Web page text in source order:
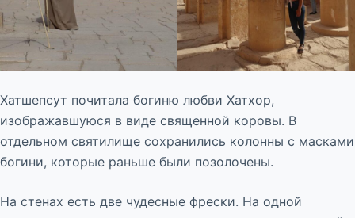
Хатшепсут почитала богиню любви Хатхор,
изображавшуюся в виде священной коровы. В
отдельном святилище сохранились колонны с масками
богини, которые раньше были позолочены.
На стенах есть две чудесные фрески. На одной